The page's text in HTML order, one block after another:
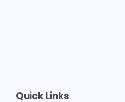
Quick Links